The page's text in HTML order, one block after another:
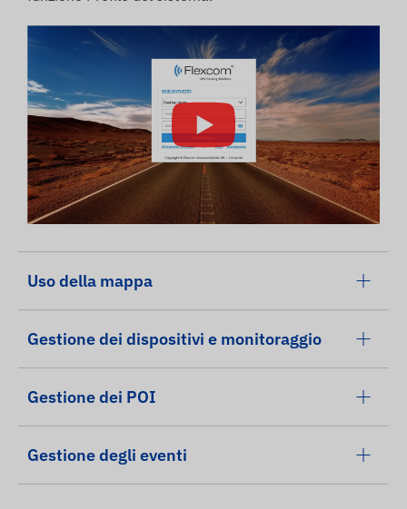
Uso della mappa
Gestione dei dispositivi e monitoraggio
Gestione dei POI
Gestione degli eventi